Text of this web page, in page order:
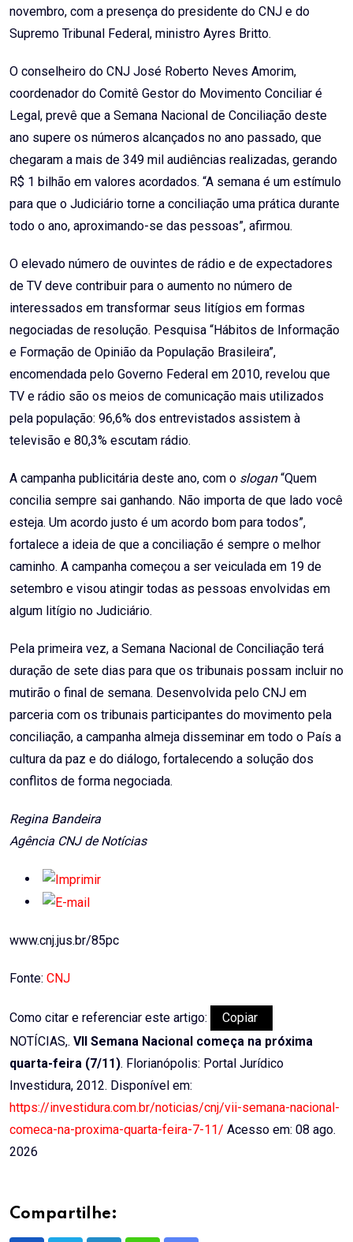
novembro, com a presença do presidente do CNJ e do
Supremo Tribunal Federal, ministro Ayres Britto.
O conselheiro do CNJ José Roberto Neves Amorim,
coordenador do Comitê Gestor do Movimento Conciliar é
Legal, prevê que a Semana Nacional de Conciliação deste
ano supere os números alcançados no ano passado, que
chegaram a mais de 349 mil audiências realizadas, gerando
R$ 1 bilhão em valores acordados. “A semana é um estímulo
para que o Judiciário torne a conciliação uma prática durante
todo o ano, aproximando-se das pessoas”, afirmou.
O elevado número de ouvintes de rádio e de expectadores
de TV deve contribuir para o aumento no número de
interessados em transformar seus litígios em formas
negociadas de resolução. Pesquisa “Hábitos de Informação
e Formação de Opinião da População Brasileira”,
encomendada pelo Governo Federal em 2010, revelou que
TV e rádio são os meios de comunicação mais utilizados
pela população: 96,6% dos entrevistados assistem à
televisão e 80,3% escutam rádio.
A campanha publicitária deste ano, com o slogan“Quem
concilia sempre sai ganhando. Não importa de que lado você
esteja. Um acordo justo é um acordo bom para todos”,
fortalece a ideia de que a conciliação é sempre o melhor
caminho. A campanha começou a ser veiculada em 19 de
setembro e visou atingir todas as pessoas envolvidas em
algum litígio no Judiciário.
Pela primeira vez, a Semana Nacional de Conciliação terá
duração de sete dias para que os tribunais possam incluir no
mutirão o final de semana. Desenvolvida pelo CNJ em
parceria com os tribunais participantes do movimento pela
conciliação, a campanha almeja disseminar em todo o País a
cultura da paz e do diálogo, fortalecendo a solução dos
conflitos de forma negociada.
Regina Bandeira
Agência CNJ de Notícias
www.cnj.jus.br/85pc
Fonte: CNJ
Como citar e referenciar este artigo:
Copiar
NOTÍCIAS,. VII Semana Nacional começa na próxima
quarta-feira (7/11). Florianópolis: Portal Jurídico
Investidura, 2012. Disponível em:
https://investidura.com.br/noticias/cnj/vii-semana-nacional-
comeca-na-proxima-quarta-feira-7-11/ Acesso em: 08 ago.
2026
Compartilhe: